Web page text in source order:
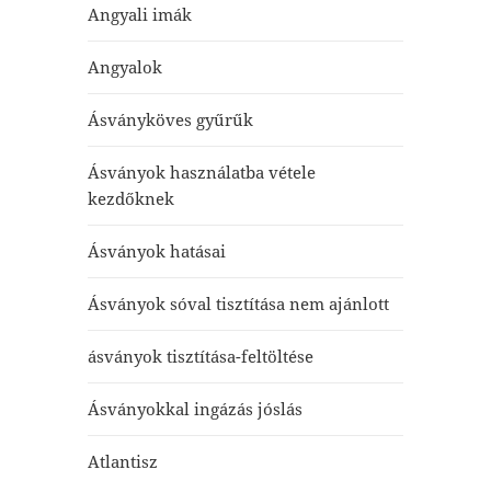
Angyali imák
Angyalok
Ásványköves gyűrűk
Ásványok használatba vétele
kezdőknek
Ásványok hatásai
Ásványok sóval tisztítása nem ajánlott
ásványok tisztítása-feltöltése
Ásványokkal ingázás jóslás
Atlantisz